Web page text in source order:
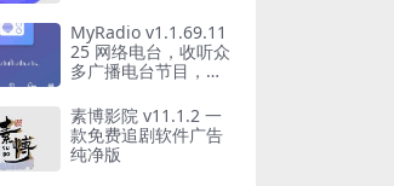
MyRadio v1.1.69.11
25 网络电台，收听众
多广播电台节目，解
素博影院 v11.1.2 一
款免费追剧软件广告
纯净版